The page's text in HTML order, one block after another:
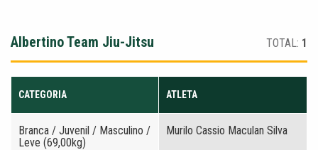
Albertino Team Jiu-Jitsu TOTAL: 1
CATEGORIA ATLETA
Branca / Juvenil / Masculino /
Leve (69,00kg)
Murilo Cassio Maculan Silva